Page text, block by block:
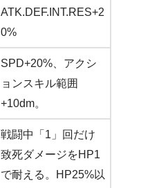
ATK.DEF.INT.RES+2
0%
SPD+20%、アクシ
ョンスキル範囲
+10dm。
戦闘中「1」回だけ
致死ダメージをHP1
で耐える。HP25%以